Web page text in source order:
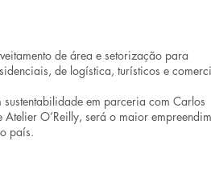
de área e setorização para
de logística, turísticos e
sustentabilidade em parceria com Carlos
O’Reilly, será o maior
país.